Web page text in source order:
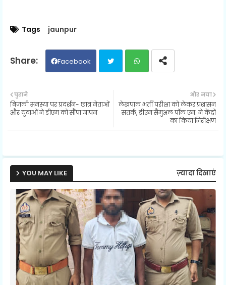
Tags jaunpur
Facebook
ter ats
और नया
लेखपाल भर्ती परीक्षा को लेकर प्रशासन
सतर्क, डीएम सैमुअल पॉल एन. ने केंद्रों
का किया निरीक्षण
पुराने
बिजली समस्या पर प्रदर्शन- छात्र नेताओं
और युवाओं ने डीएम को सौंपा ज्ञापन
YOU MAY LIKE ज़्यादा दिखाएं